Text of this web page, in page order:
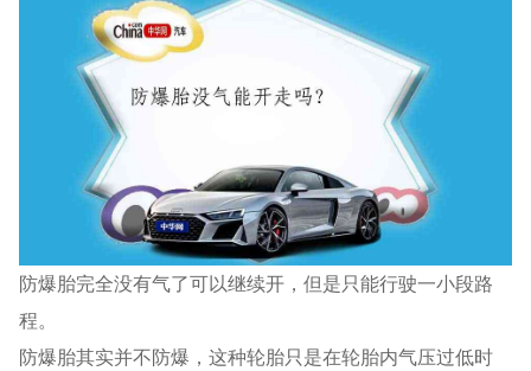
防爆胎完全没有气了可以继续开，但是只能行驶一小段路
程。
防爆胎其实并不防爆，这种轮胎只是在轮胎内气压过低时